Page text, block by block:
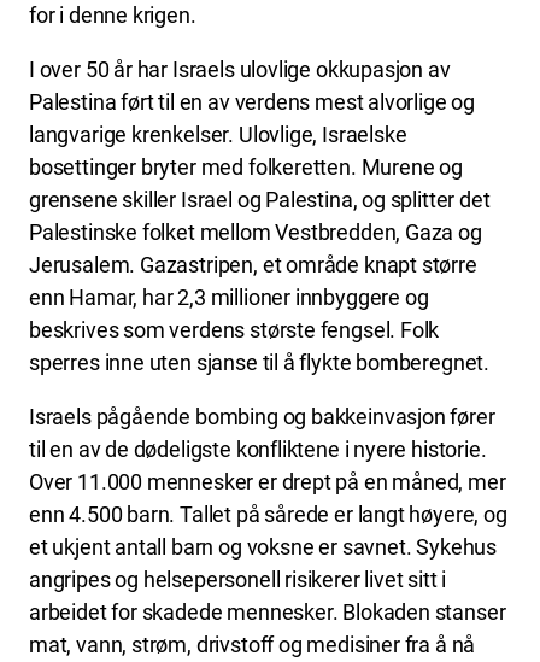
for i denne krigen.
I over 50 år har Israels ulovlige okkupasjon av
Palestina ført til en av verdens mest alvorlige og
langvarige krenkelser. Ulovlige, Israelske
bosettinger bryter med folkeretten. Murene og
grensene skiller Israel og Palestina, og splitter det
Palestinske folket mellom Vestbredden, Gaza og
Jerusalem. Gazastripen, et område knapt større
enn Hamar, har 2,3 millioner innbyggere og
beskrives som verdens største fengsel. Folk
sperres inne uten sjanse til å flykte bomberegnet.
Israels pågående bombing og bakkeinvasjon fører
til en av de dødeligste konfliktene i nyere historie.
Over 11.000 mennesker er drept på en måned, mer
enn 4.500 barn. Tallet på sårede er langt høyere, og
et ukjent antall barn og voksne er savnet. Sykehus
angripes og helsepersonell risikerer livet sitt i
arbeidet for skadede mennesker. Blokaden stanser
mat, vann, strøm, drivstoff og medisiner fra å nå